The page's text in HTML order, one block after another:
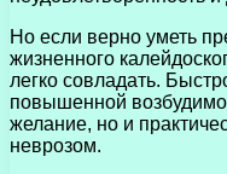
Но если верно уметь
жизненного
легко совладать.
повышенной
желание, но и
неврозом.